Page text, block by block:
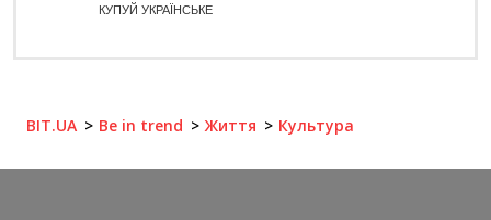
КУПУЙ УКРАЇНСЬКЕ
BIT.UA Be in trend Життя Культура